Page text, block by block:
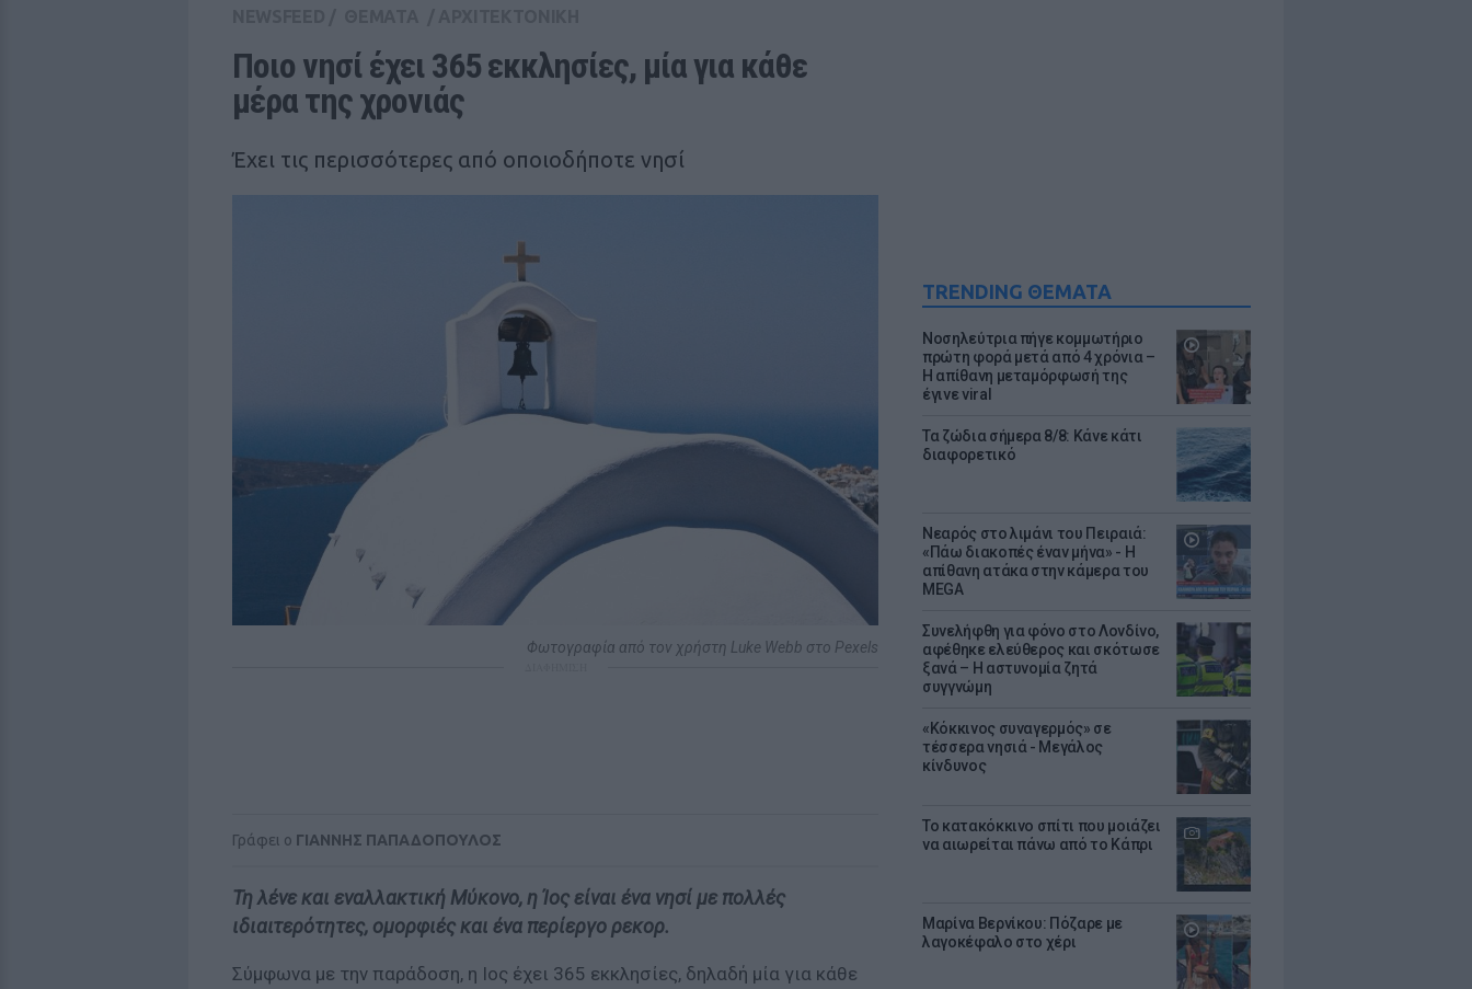
TRENDING ΘΕΜΑΤΑ
Νοσηλεύτρια πήγε κομμωτήριο
πρώτη φορά μετά από 4 χρόνια –
Η απίθανη μεταμόρφωσή της
έγινε viral
Τα ζώδια σήμερα 8/8: Κάνε κάτι
διαφορετικό
Νεαρός στο λιμάνι του Πειραιά:
«Πάω διακοπές έναν μήνα» - Η
απίθανη ατάκα στην κάμερα του
MEGA
Συνελήφθη για φόνο στο Λονδίνο,
αφέθηκε ελεύθερος και σκότωσε
ξανά – Η αστυνομία ζητά
συγγνώμη
«Κόκκινος συναγερμός» σε
τέσσερα νησιά - Μεγάλος
κίνδυνος
Το κατακόκκινο σπίτι που μοιάζει
να αιωρείται πάνω από το Κάπρι
Μαρίνα Βερνίκου: Πόζαρε με
λαγοκέφαλο στο χέρι
Ποιο νησί έχει 365 εκκλησίες, μία για κάθε
μέρα της χρονιάς
Έχει τις περισσότερες από οποιοδήποτε νησί
Φωτογραφία από τον χρήστη Luke Webb στο Pexels
Γράφει ο ΓΙΑΝΝΗΣ ΠΑΠΑΔΟΠΟΥΛΟΣ
Τη λένε και εναλλακτική Μύκονο, η Ίος είναι ένα νησί με πολλές
ιδιαιτερότητες, ομορφιές και ένα περίεργο ρεκορ.
Σύμφωνα με την παράδοση, η Ιος έχει 365 εκκλησίες, δηλαδή μία για κάθε